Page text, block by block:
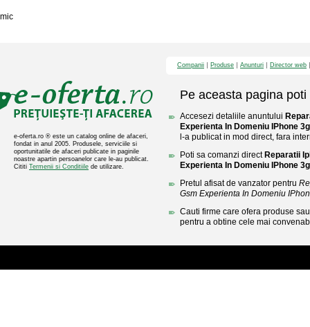
mic
e-oferta.ro ® este un catalog online de afaceri,
fondat in anul 2005. Produsele, serviciile si
oportunitatile de afaceri publicate in paginile
noastre apartin persoanelor care le-au publicat.
Cititi Termenii si Conditiile de utilizare.
Companii Produse Anunturi Director web
Pe aceasta pagina poti
Accesezi detaliile anuntului
Experienta In Domeniu IPhone 3g
l-a publicat in mod direct, fara
Poti sa comanzi direct Reparatii
Experienta In Domeniu IPhone 3g
Pretul afisat de vanzator pentru
Gsm Experienta In Domeniu
Cauti firme care ofera produse
pentru a obtine cele mai